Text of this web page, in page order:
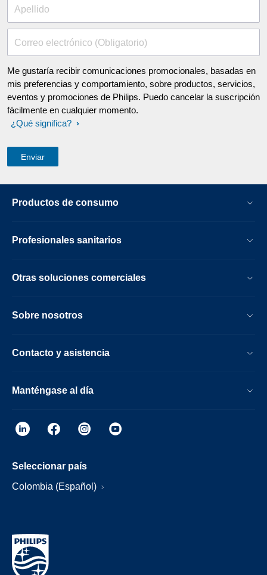
Apellido
Correo electrónico (Obligatorio)
Me gustaría recibir comunicaciones promocionales, basadas en
mis preferencias y comportamiento, sobre productos, servicios,
eventos y promociones de Philips. Puedo cancelar la suscripción
fácilmente en cualquier momento.
¿Qué significa?
Productos de consumo
Profesionales sanitarios
Otras soluciones comerciales
Sobre nosotros
Contacto y asistencia
Manténgase al día
Seleccionar país
Colombia (Español)